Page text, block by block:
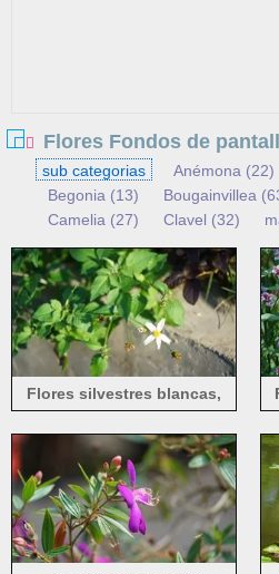
Flores Fondos de
sub categorias Anémona (22)
Begonia (13)
Bougainvillea
Camelia (27)
Clavel (32)
flores de la cereza (190)
Clemátide (17)
Flores de
Narcisos (97)
dalia (90)
Delphinium (6)
Equinácea
No me olvides (25)
Fucsia (7)
Gerbera (100)
hibiscus
iris (47)
Ixora (5) Jazmín
lavanda (82)
lila (88)
Lirio
lirio de los valles (21)
loto
magnolia (36)
Muscari (28)
pensamiento (31)
Peonías
Phalaenopsis (92)
Flores de
Amapolas (120)
ranúnculo
Rododendro (22)
rosa (1206)
Flores silvestres blancas,
solar.